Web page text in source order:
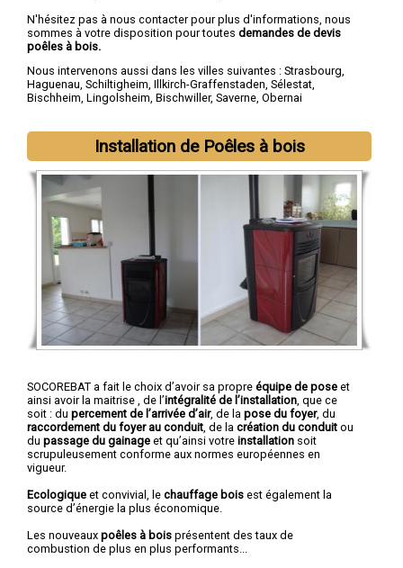
N'hésitez pas à nous contacter pour plus d'informations, nous
sommes à votre disposition pour toutes demandes de devis
poêles à bois.
Nous intervenons aussi dans les villes suivantes : Strasbourg,
Haguenau, Schiltigheim, Illkirch-Graffenstaden, Sélestat,
Bischheim, Lingolsheim, Bischwiller, Saverne, Obernai
Installation de Poêles à bois
SOCOREBAT a fait le choix d’avoir sa propre équipe de pose et
ainsi avoir la maitrise , de l’intégralité de l’installation, que ce
soit : du percement de l’arrivée d’air, de la pose du foyer, du
raccordement du foyer au conduit, de la création du conduit ou
du passage du gainage et qu’ainsi votre installation soit
scrupuleusement conforme aux normes européennes en
vigueur.
Ecologique et convivial, le chauffage bois est également la
source d’énergie la plus économique.
Les nouveaux poêles à bois présentent des taux de
combustion de plus en plus performants...